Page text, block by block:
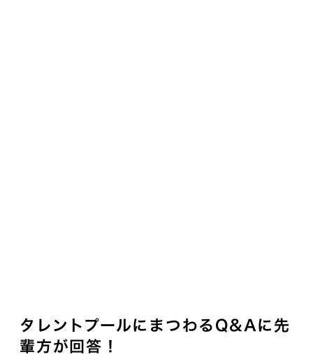
タレントプールにまつわるQ&Aに先
輩方が回答！